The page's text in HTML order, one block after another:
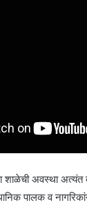
अवस्था अत्यंत
पालक व